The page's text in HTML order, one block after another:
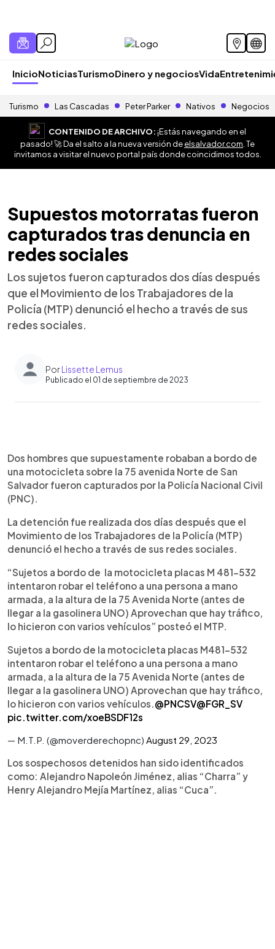
InicioNoticiasTurismoDinero y negociosVida
Turismo Las Cascadas Peter Parker Nativos Negocios
CONTENIDO DE ARCHIVO:¡Estás navegando en el
pasado! 🚀 Da el salto a la nueva versión deelsalvador.com . Te
invitamos a visitar el nuevo portal país donde coincidimos todos.
Supuestos motorratas fueron
capturados tras denuncia en
redes sociales
Los sujetos fueron capturados dos días después
que el Movimiento de los Trabajadores de la
Policía (MTP) denunció el hecho a través de sus
redes sociales.
PorLissette Lemus
Publicado el 01 de septiembre de 2023
Escuchar artículo
Dos hombres que supuestamente robaban a bordo de
una motocicleta sobre la 75 avenida Norte de San
Salvador fueron capturados por la Policía Nacional Civil
(PNC).
La detención fue realizada dos días después que el
Movimiento de los Trabajadores de la Policía (MTP)
denunció el hecho a través de sus redes sociales.
“Sujetos a bordo de la motocicleta placas M 481-532
intentaron robar el teléfono a una persona a mano
armada, a la altura de la 75 Avenida Norte (antes de
llegar a la gasolinera UNO) Aprovechan que hay tráfico,
lo hicieron con varios vehículos” posteó el MTP.
Sujetos a bordo de la motocicleta placas M481-532
intentaron robar el teléfono a una persona a mano
armada, a la altura de la 75 Avenida Norte (antes de
llegar a la gasolinera UNO) Aprovechan que hay tráfico,
lo hicieron con varios vehículos.@PNCSV@FGR_SV
pic.twitter.com/xoeBSDF12s
— M.T.P. (@moverderechopnc) August 29, 2023
Los sospechosos detenidos han sido identificados
como: Alejandro Napoleón Jiménez, alias “Charra” y
Henry Alejandro Mejía Martínez, alias “Cuca”.